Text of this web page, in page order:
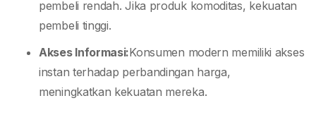
pembeli rendah. Jika produk komoditas, kekuatan
pembeli tinggi.
Akses Informasi:Konsumen modern memiliki akses
instan terhadap perbandingan harga,
meningkatkan kekuatan mereka.